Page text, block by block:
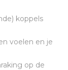
koppels
voelen en je
op de